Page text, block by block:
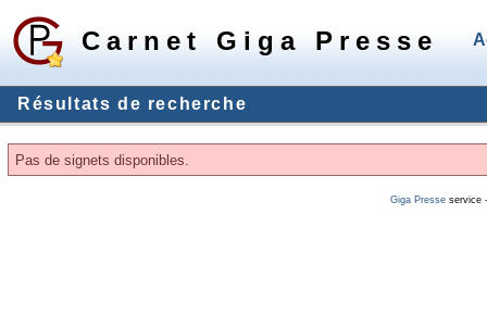
Carnet Giga Presse
Résultats de recherche
Pas de signets disponibles.
Giga Presse service